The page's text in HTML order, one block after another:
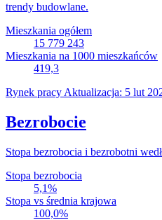
trendy budowlane.
Mieszkania ogółem
15 779 243
Mieszkania na 1000 mieszkańców
419,3
Rynek pracy Aktualizacja: 5 lut
Bezrobocie
Stopa bezrobocia i bezrobotni
Stopa bezrobocia
5,1%
Stopa vs średnia krajowa
100,0%